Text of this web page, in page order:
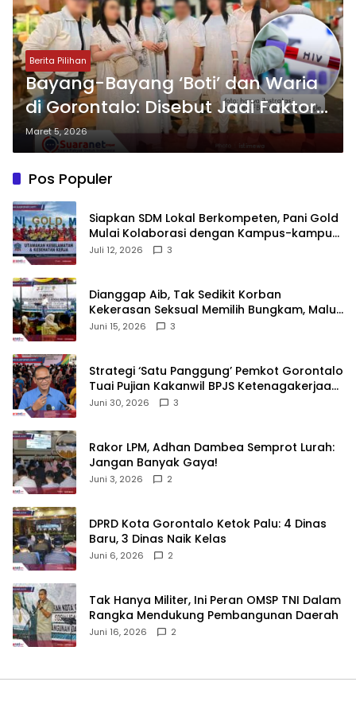
Berita Pilihan
Bayang-Bayang ‘Boti’ dan Waria
di Gorontalo: Disebut Jadi Faktor
Dominan Lonjakan Kasus HIV
Maret 5, 2026
Pos Populer
‎Siapkan SDM Lokal Berkompeten, Pani Gold
Mulai Kolaborasi dengan Kampus-kampus
di Gorontalo
Juli 12, 2026 3
‎Dianggap Aib, Tak Sedikit Korban
Kekerasan Seksual Memilih Bungkam, Malu
untuk Melapor!‎
Juni 15, 2026 3
Strategi ‘Satu Panggung’ Pemkot Gorontalo
Tuai Pujian Kakanwil BPJS Ketenagakerjaan
Sulama‎‎
Juni 30, 2026 3
‎Rakor LPM, Adhan Dambea Semprot Lurah:
Jangan Banyak Gaya!‎
Juni 3, 2026 2
‎DPRD Kota Gorontalo Ketok Palu: 4 Dinas
Baru, 3 Dinas Naik Kelas
Juni 6, 2026 2
‎Tak Hanya Militer, Ini Peran OMSP TNI Dalam
Rangka Mendukung Pembangunan Daerah
Juni 16, 2026 2